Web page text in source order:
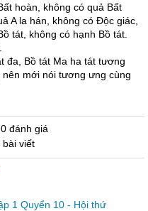
hoàn, không có quả Bất
A la hán, không có Độc giác,
tát, không có hạnh Bồ tát.
đa, Bồ tát Ma ha tát tương
mới nói tương ưng cùng
đánh giá
bài viết
1 Quyển 10 - Hội thứ